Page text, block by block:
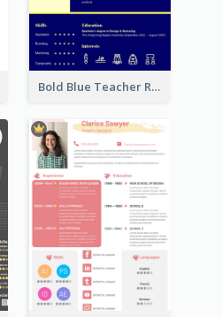
Bold Blue Teacher Resume